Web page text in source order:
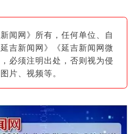
网》所有，任何单位、自
吉新闻网》《延吉新闻网微
必须注明出处，否则视为侵
片 、视频等。